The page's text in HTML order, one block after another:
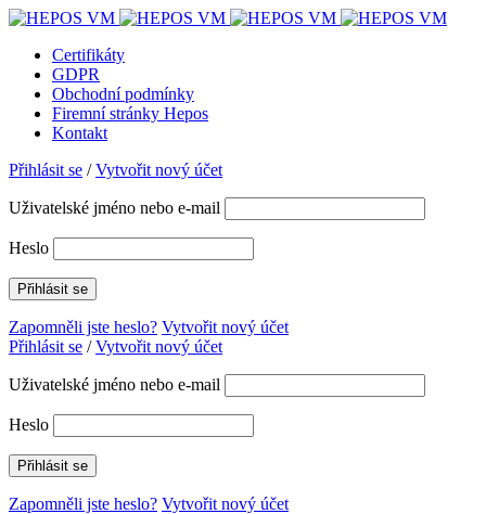
Certifikáty
GDPR
Obchodní podmínky
Firemní stránky Hepos
Kontakt
Přihlásit se /Vytvořit nový účet
Uživatelské jméno nebo e-mail
Heslo
Zapomněli jste heslo? Vytvořit nový účet
Přihlásit se /Vytvořit nový účet
Uživatelské jméno nebo e-mail
Heslo
Zapomněli jste heslo? Vytvořit nový účet